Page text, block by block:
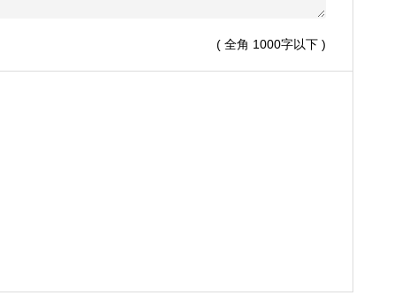
( 全角 1000字以下 )